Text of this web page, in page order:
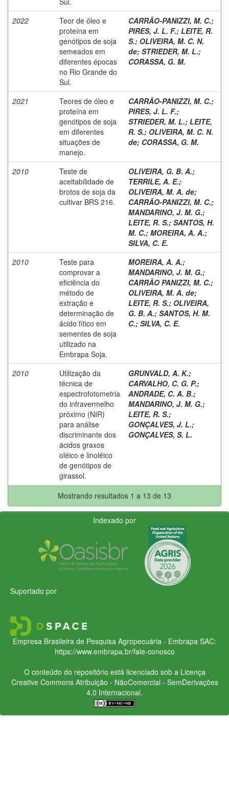
2022
Teor de óleo e
proteína em
genótipos de soja
semeados em
diferentes épocas
no Rio Grande do
Sul.
CARRÃO-PANIZZI, M. C.;
PIRES, J. L. F.; LEITE, R.
S.; OLIVEIRA, M. C. N.
de; STRIEDER, M. L.;
CORASSA, G. M.
2021
Teores de óleo e
proteína em
genótipos de soja
em diferentes
situações de
manejo.
CARRÃO-PANIZZI, M. C.;
PIRES, J. L. F.;
STRIEDER, M. L.; LEITE,
R. S.; OLIVEIRA, M. C. N.
de; CORASSA, G. M.
2010
Teste de
aceitabilidade de
brotos de soja da
cultivar BRS 216.
OLIVEIRA, G. B. A.;
TERRILE, A. E.;
OLIVEIRA, M. A. de;
CARRÃO-PANIZZI, M. C.;
MANDARINO, J. M. G.;
LEITE, R. S.; SANTOS, H.
M. C.; MOREIRA, A. A.;
SILVA, C. E.
2010
Teste para
comprovar a
eficiência do
método de
extração e
determinação de
ácido fítico em
sementes de soja
utilizado na
Embrapa Soja.
MOREIRA, A. A.;
MANDARINO, J. M. G.;
CARRÃO PANIZZI, M. C.;
OLIVEIRA, M. A. de;
LEITE, R. S.; OLIVEIRA,
G. B. A.; SANTOS, H. M.
C.; SILVA, C. E.
2010
Utilização da
técnica de
espectrofotometria
do infravermelho
próximo (NIR)
para análise
discriminante dos
ácidos graxos
oléico e linoléico
de genótipos de
girassol.
GRUNVALD, A. K.;
CARVALHO, C. G. P.;
ANDRADE, C. A. B.;
MANDARINO, J. M. G.;
LEITE, R. S.;
GONÇALVES, J. L.;
GONÇALVES, S. L.
Mostrando resultados 1 a 13 de 13
Indexado por
Suportado por
Empresa Brasileira de Pesquisa Agropecuária - Embrapa SAC:
https://www.embrapa.br/fale-conosco
O conteúdo do repositório está licenciado sob a Licença
Creative CommonsAtribuição - NãoComercial - SemDerivações
4.0 Internacional.